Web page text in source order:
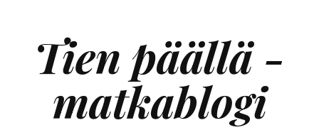
Tien päällä -
matkablogi